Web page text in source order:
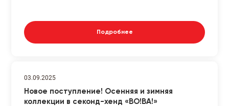
Подробнее
03.09.2025
Новое поступление! Осенняя и зимняя
коллекции в секонд-хенд «ВО!ВА!»